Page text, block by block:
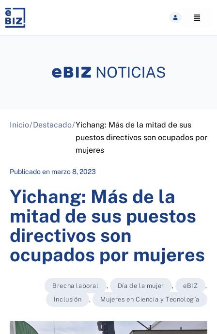
content
Inicio/Destacado/Yichang: Más de la mitad de sus
puestos directivos son ocupados por
mujeres
Publicado en marzo 8, 2023
Yichang: Más de la
mitad de sus puestos
directivos son
ocupados por mujeres
Brecha laboral , Día de la mujer , eBIZ
,
Inclusión
, Mujeres en Ciencia y Tecnología